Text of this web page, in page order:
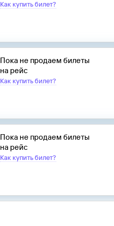
Как купить билет?
Пока не продаем билеты
на рейс
Как купить билет?
Пока не продаем билеты
на рейс
Как купить билет?